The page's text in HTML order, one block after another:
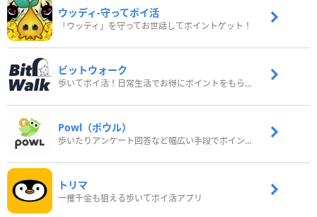
ウッディ‐守ってポイ活
「ウッディ」を守ってお世話してポイントゲット！
ビットウォーク
歩いてポイ活！日常生活でお得にポイントをもらおう
Powl（ポウル）
歩いたりアンケート回答など幅広い手段でポイントをゲット
トリマ
一攫千金も狙える歩いてポイ活アプリ